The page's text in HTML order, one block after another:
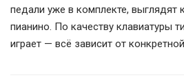
педали уже в комплекте, выглядят
пианино. По качеству клавиатуры
играет — всё зависит от